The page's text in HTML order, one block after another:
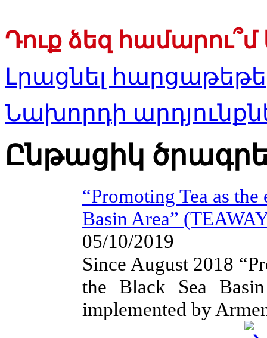
Դուք ձեզ
Լրացնել
Նախորդի
Ընթացիկ
“Promoting Tea as
Basin Area”
05/10/2019
Since August 2018
the Black Sea
implemented by